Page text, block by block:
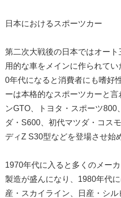
日本におけるスポーツカー
第二次大戦後の日本ではオー
用的な車をメインに作られて
0年代になると消費者にも嗜好
ーは本格的なスポーツカーと
ンGTO、トヨタ・スポーツ800
ダ・S600、初代マツダ・コス
ディZ S30型などを登場させ始
1970年代に入ると多くのメー
製造が盛んになり、1980年代
産・スカイライン、日産・シ